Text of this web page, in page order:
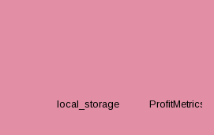
local_storage